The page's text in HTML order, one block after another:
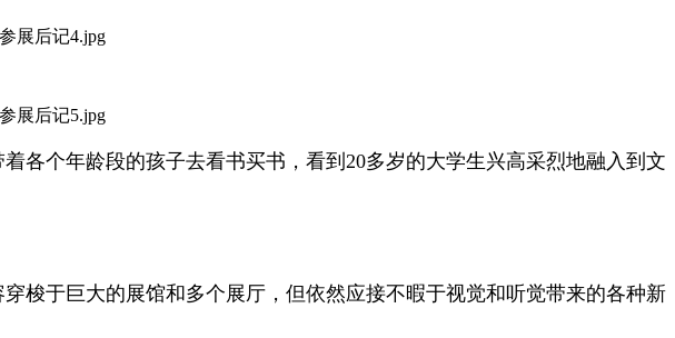
各个年龄段的孩子去看书买书，看到20多岁的大学生兴高采烈地融入到文
梭于巨大的展馆和多个展厅，但依然应接不暇于视觉和听觉带来的各种新